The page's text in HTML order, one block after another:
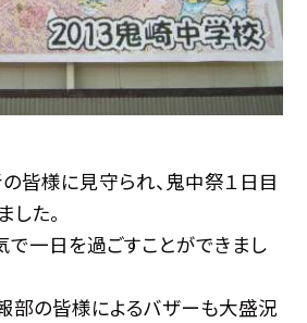
皆様に見守られ、鬼中祭１日目
した。
で一日を過ごすことができまし
部の皆様によるバザーも大盛況